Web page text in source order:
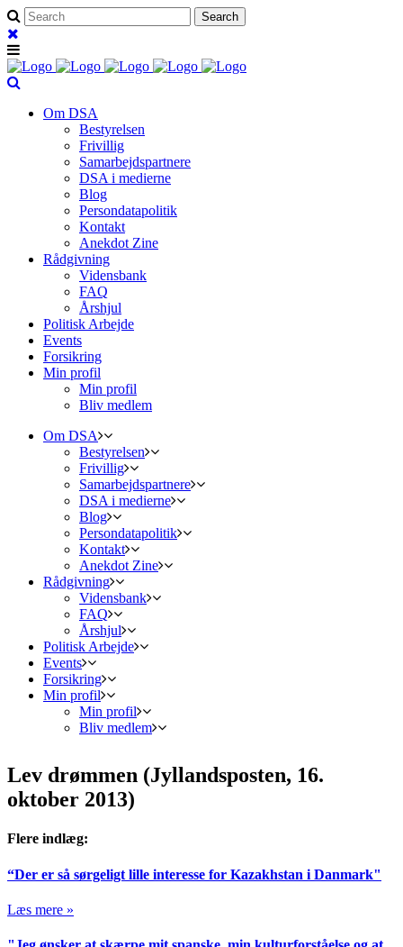
Om DSA
Bestyrelsen
Frivillig
Samarbejdspartnere
DSA i medierne
Blog
Persondatapolitik
Kontakt
Anekdot Zine
Rådgivning
Vidensbank
FAQ
Årshjul
Politisk Arbejde
Events
Forsikring
Min profil
Min profil
Bliv medlem
Om DSA
Bestyrelsen
Frivillig
Samarbejdspartnere
DSA i medierne
Blog
Persondatapolitik
Kontakt
Anekdot Zine
Rådgivning
Vidensbank
FAQ
Årshjul
Politisk Arbejde
Events
Forsikring
Min profil
Min profil
Bliv medlem
Lev drømmen (Jyllandsposten, 16.
oktober 2013)
Flere indlæg:
“Der er så sørgeligt lille interesse for Kazakhstan i Danmark"
Læs mere »